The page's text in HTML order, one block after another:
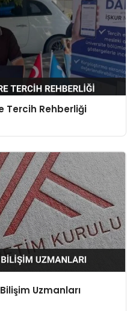
Tercih Rehberliği
Uzmanları